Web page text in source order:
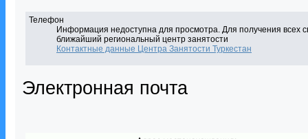
Телефон
Информация недоступна для просмотра. Для получения всех
ближайший региональный центр занятости
Контактные данные Центра Занятости Туркестан
Электронная почта